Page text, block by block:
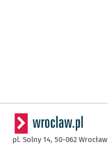
pl. Solny 14, 50-062 Wrocław